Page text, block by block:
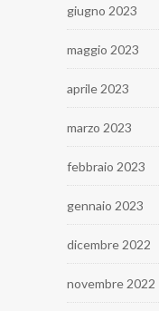
giugno 2023
maggio 2023
aprile 2023
marzo 2023
febbraio 2023
gennaio 2023
dicembre 2022
novembre 2022